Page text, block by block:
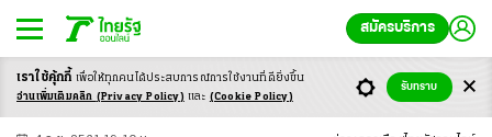
สมัครบริการ
-ก ก ก+
เราใช้คุ้กกี้ เพื่อให้ทุกคนได้ประสบการณ์การใช้งานที่ดียิ่งขึ้น
อ่านเพิ่มเติมคลิก (Privacy Policy) และ (Cookie Policy)
รับทราบ